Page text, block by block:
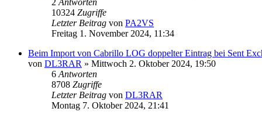
10324 Zugriffe
Letzter Beitrag von PA2VS
Freitag 1. November 2024, 11:34
Beim Import von Cabrillo LOG doppelter Eintrag bei Sent
von DL3RAR » Mittwoch 2. Oktober 2024, 19:50
6 Antworten
8708 Zugriffe
Letzter Beitrag von DL3RAR
Montag 7. Oktober 2024, 21:41